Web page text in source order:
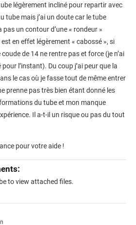
légèrement incliné pour repartir avec
tube mais j’ai un doute car le tube
pas un contour d’une « rondeur »
en effet légèrement « cabossé », si
coude de 14 ne rentre pas et force (je n’ai
l’instant). Du coup j’ai peur que la
le cas où je fasse tout de même entrer
prenne pas très bien étant donné les
du tube et mon manque
Il a-t-il un risque ou pas du tout
pour votre aide !
to view attached files.